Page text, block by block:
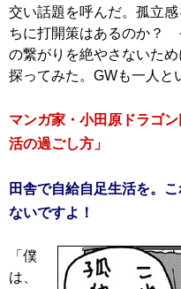
交い話題を呼んだ。孤立
ちに打開策はあるのか？
の繋がりを絶やさないた
探ってみた。GWも一人と
マンガ家・小田原ドラゴ
活の過ごし方」
田舎で自給自足生活を。
ないですよ！
「僕
は、